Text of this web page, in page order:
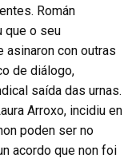
Román
que o seu
asinaron con outras
de diálogo,
saída das urnas.
Arroxo, incidiu en
poden ser no
acordo que non foi